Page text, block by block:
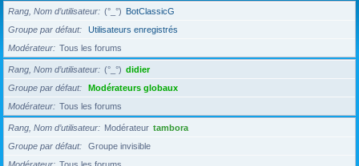
Rang, Nom d’utilisateur (°_°) BotClassicG
Groupe par défaut
Utilisateurs enregistrés
Modérateur
Tous les forums
Rang, Nom d’utilisateur (°_°) didier
Groupe par défaut
Modérateurs globaux
Modérateur
Tous les forums
Rang, Nom d’utilisateur Modérateur tambora
Groupe par défaut
Groupe invisible